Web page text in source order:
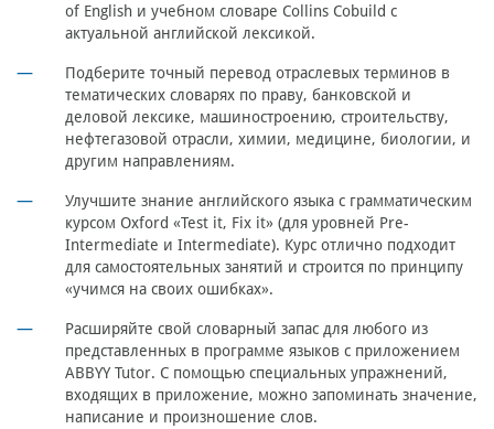
of English и учебном словаре Collins Cobuild с
актуальной английской лексикой.
Подберите точный перевод отраслевых терминов в
тематических словарях по праву, банковской и
деловой лексике, машиностроению, строительству,
нефтегазовой отрасли, химии, медицине, биологии, и
другим направлениям.
Улучшите знание английского языка с грамматическим
курсом Oxford «Test it, Fix it» (для уровней Pre-
Intermediate и Intermediate). Курс отлично подходит
для самостоятельных занятий и строится по принципу
«учимся на своих ошибках».
Расширяйте свой словарный запас для любого из
представленных в программе языков с приложением
ABBYY Tutor. С помощью специальных упражнений,
входящих в приложение, можно запоминать значение,
написание и произношение слов.